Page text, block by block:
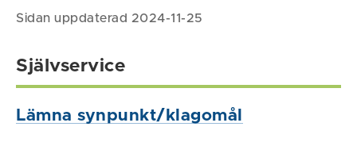
Sidan uppdaterad 2024-11-25
Självservice
Lämna synpunkt/klagomål